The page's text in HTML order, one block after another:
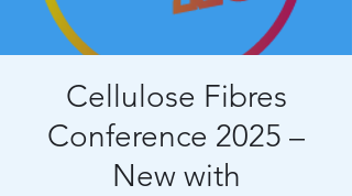
Cellulose Fibres
Conference 2025 –
New with